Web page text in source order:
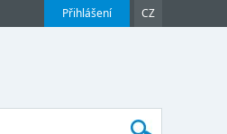
Přihlášení CZ